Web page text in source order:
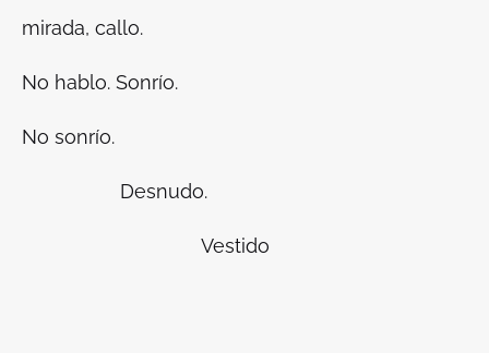
mirada, callo.
No hablo. Sonrío.
No sonrío.
Desnudo.
Vestido